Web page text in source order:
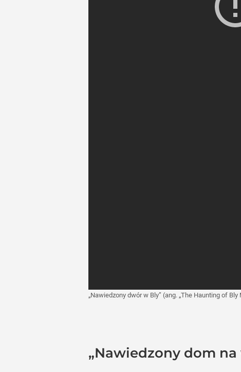
„Nawiedzony dwór w Bly” (ang. „The Haunting of Bly
„Nawiedzony dom na